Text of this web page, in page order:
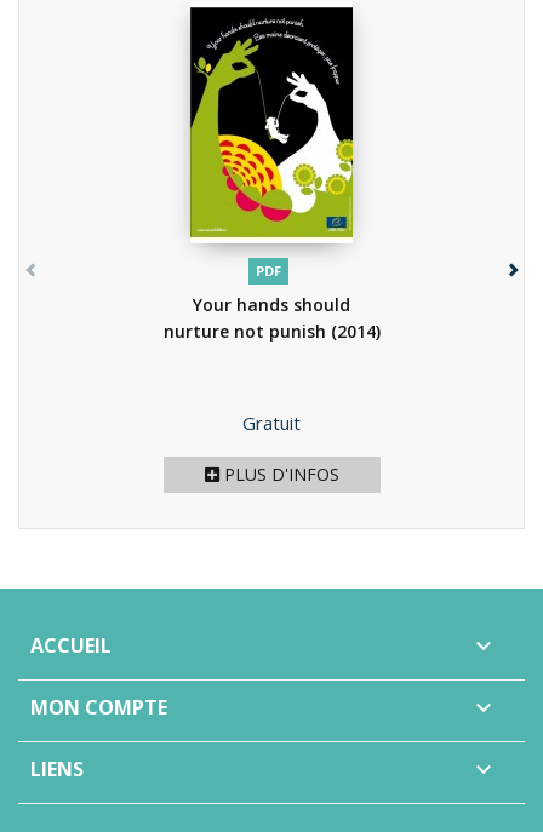
PDF
Your hands should
nurture not punish (2014)
Prix
Gratuit
PLUS D'INFOS
ACCUEIL 
MON COMPTE 
LIENS 